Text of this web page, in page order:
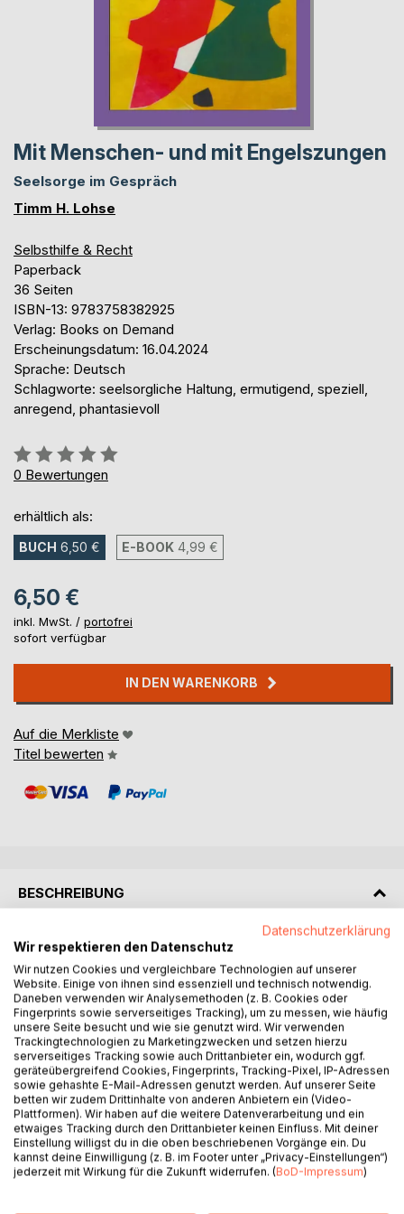
Mit Menschen- und mit Engelszungen
Seelsorge im Gespräch
Timm H. Lohse
Selbsthilfe & Recht
Paperback
36 Seiten
ISBN-13: 9783758382925
Verlag: Books on Demand
Erscheinungsdatum: 16.04.2024
Sprache: Deutsch
Schlagworte: seelsorgliche Haltung, ermutigend, speziell,
anregend, phantasievoll
Bewertung::
0%
0 Bewertungen
erhältlich als:
BUCH 6,50 € E-BOOK 4,99 €
6,50 €
inkl. MwSt. / portofrei
sofort verfügbar
IN DEN WARENKORB
Auf die Merkliste
Titel bewerten
BESCHREIBUNG
Der Anstoß zu einem Gespräch eröffnet ein
Kommunikationsspiel. Auch dieses Spiel folgt Regeln und
ist mal ein spielerisches Miteinander, dann ein
kämpferisches Gegeneinander, mal überraschend kreativ,
dann ein
Hin und Her der jeweils als richtig behaupteten Argumente
oder ein lähmendes einfallsloses Aneinander-vorbei-
Reden.
So sehr sich die am Gespräch Beteiligten bemühen, genau
das eigentlich zu vermeiden: es endet patt oder mit dem
finalen Mattzug - entgegen ihrer ursprünglichen Intension
und Sehnsucht, im Miteinander-sprechen lebendige Nähe
zu erfahren.
Timm Lohse nähert sich diesem Thema aus ungewohnter
Datenschutzerklärung
Wir respektieren den Datenschutz
Wir nutzen Cookies und vergleichbare Technologien auf unserer
Website. Einige von ihnen sind essenziell und technisch notwendig.
Daneben verwenden wir Analysemethoden (z. B. Cookies oder
Fingerprints sowie serverseitiges Tracking), um zu messen, wie häufig
unsere Seite besucht und wie sie genutzt wird. Wir verwenden
Trackingtechnologien zu Marketingzwecken und setzen hierzu
serverseitiges Tracking sowie auch Drittanbieter ein, wodurch ggf.
geräteübergreifend Cookies, Fingerprints, Tracking-Pixel, IP-Adressen
sowie gehashte E-Mail-Adressen genutzt werden. Auf unserer Seite
betten wir zudem Drittinhalte von anderen Anbietern ein (Video-
Plattformen). Wir haben auf die weitere Datenverarbeitung und ein
etwaiges Tracking durch den Drittanbieter keinen Einfluss. Mit deiner
Einstellung willigst du in die oben beschriebenen Vorgänge ein. Du
kannst deine Einwilligung (z. B. im Footer unter „Privacy-Einstellungen“)
jederzeit mit Wirkung für die Zukunft widerrufen. (BoD-Impressum)